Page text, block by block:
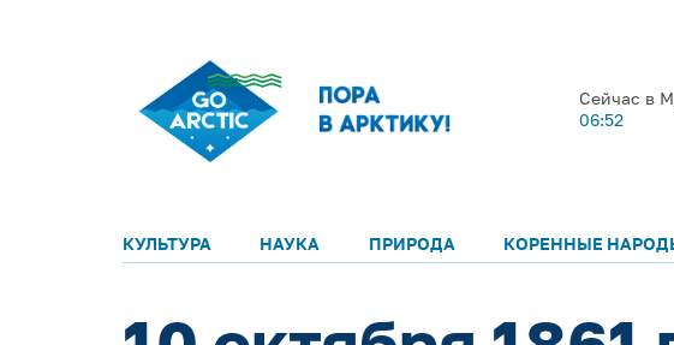
Сейчас в
06:52
КУЛЬТУРА НАУКА ПРИРОДА КОРЕННЫЕ